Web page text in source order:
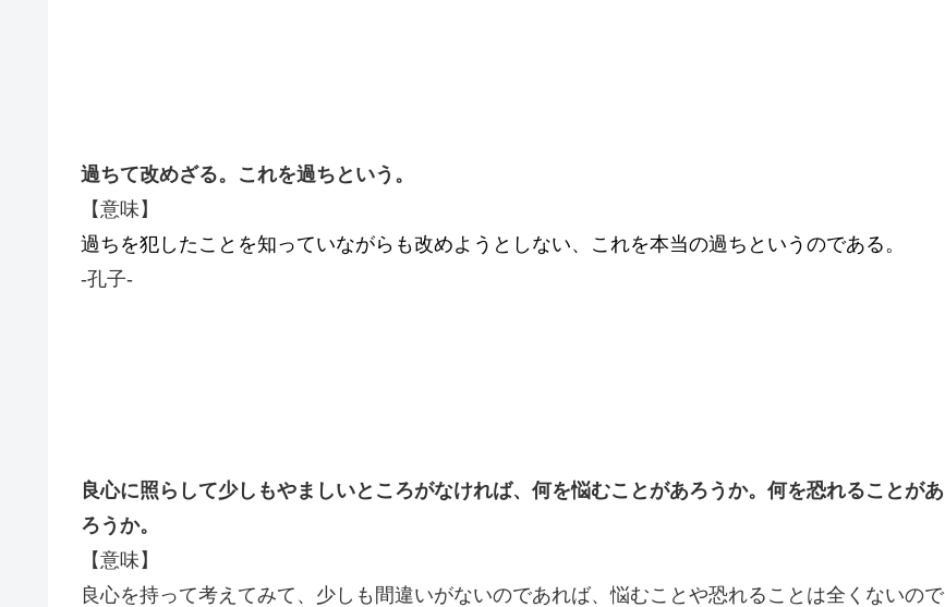
過ちて改めざる。 これを過ちという。
【意味】
過ちを犯したことを知っていながらも改めようとしない、これを本当の過ちというのである。
-孔子-
良心に照らして少しもやましいところがなければ、 何を悩むことがあろうか。 何を恐れることがあ
ろうか。
【意味】
良心を持って考えてみて、少しも間違いがないのであれば、悩むことや恐れることは全くないので